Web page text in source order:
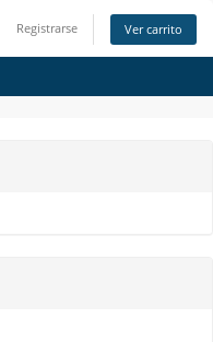
Registrarse Ver carrito